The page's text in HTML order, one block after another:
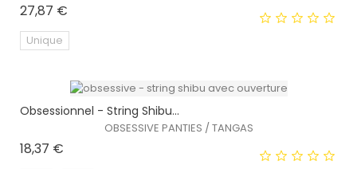
HORS STOCK
EXCLUSIVITÉ WEB !
27,87 €
Unique
Obsessionnel - String Shibu...
OBSESSIVE PANTIES / TANGAS
18,37 €